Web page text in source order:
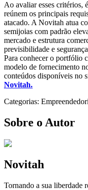
Ao avaliar esses critérios,
reúnem os principais
atacado. A Novitah atua
semijoias com padrão
mercado e estrutura
previsibilidade e
Para conhecer o portfólio
modelo de fornecimento
conteúdos disponíveis no
Novitah.
Categorias:
Sobre o Autor
Novitah
Tornando a sua liberdade